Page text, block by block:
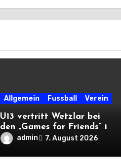
Allgemein Fussball Verein
U13 vertritt Wetzlar bei
den „Games for Friends“ in
Tschechien
admin 7. August 2026